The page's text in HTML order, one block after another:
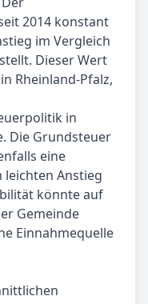
2014 konstant
im Vergleich
Dieser Wert
Rheinland-Pfalz,
in
Die Grundsteuer
eine
leichten Anstieg
könnte auf
Gemeinde
Einnahmequelle